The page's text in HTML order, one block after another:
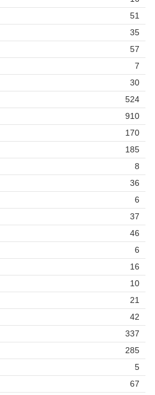
51
35
57
7
30
524
910
170
185
8
36
6
37
46
6
16
10
21
42
337
285
5
67